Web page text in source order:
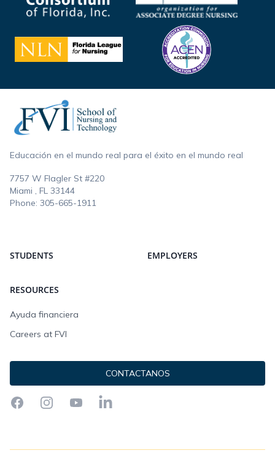
Educación en el mundo real para el éxito en el mundo real
7757 W Flagler St #220
Miami , FL 33144
Phone: 305-665-1911
STUDENTS EMPLOYERS
RESOURCES
Ayuda financiera
Careers at FVI
CONTACTANOS
FacebookInstagramYouTubeLinkedIn